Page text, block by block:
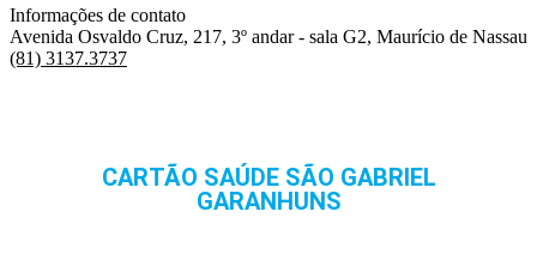
Informações de contato
Avenida Osvaldo Cruz, 217, 3º andar - sala G2, Maurício de Nassau
(81) 3137.3737
CARTÃO SAÚDE SÃO GABRIEL
GARANHUNS